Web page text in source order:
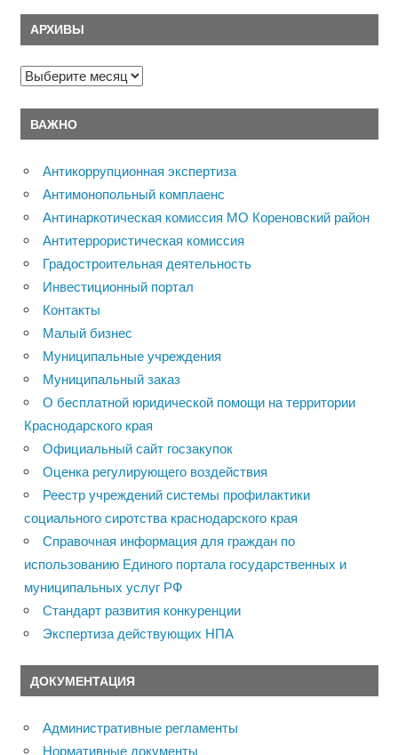
АРХИВЫ
Архивы
ВАЖНО
Антикоррупционная экспертиза
Антимонопольный комплаенс
Антинаркотическая комиссия МО Кореновский район
Антитеррористическая комиссия
Градостроительная деятельность
Инвестиционный портал
Контакты
Малый бизнес
Муниципальные учреждения
Муниципальный заказ
О бесплатной юридической помощи на территории
Краснодарского края
Официальный сайт госзакупок
Оценка регулирующего воздействия
Реестр учреждений системы профилактики
социального сиротства краснодарского края
Справочная информация для граждан по
использованию Единого портала государственных и
муниципальных услуг РФ
Стандарт развития конкуренции
Экспертиза действующих НПА
ДОКУМЕНТАЦИЯ
Административные регламенты
Нормативные документы